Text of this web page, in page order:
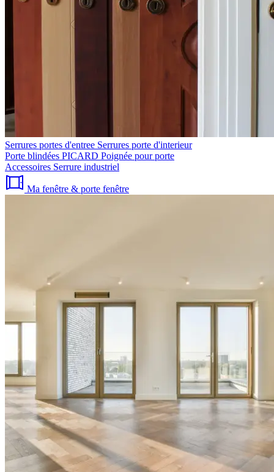
Serrures portes d'entree Serrures porte d'interieur
Porte blindées PICARD Poignée pour porte
Accessoires Serrure industriel
Ma fenêtre & porte fenêtre